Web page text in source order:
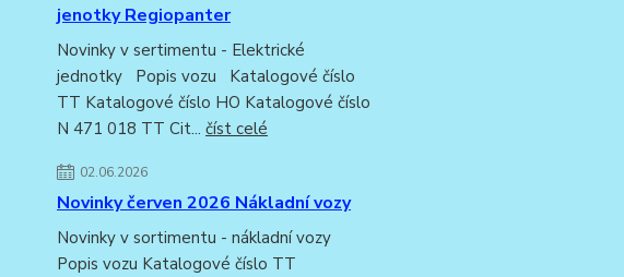
jenotky Regiopanter
Novinky v sertimentu - Elektrické
jednotky Popis vozu Katalogové číslo
TT Katalogové číslo HO Katalogové číslo
N 471 018 TT Cit... číst celé
02.06.2026
Novinky červen 2026 Nákladní vozy
Novinky v sortimentu - nákladní vozy
Popis vozu Katalogové číslo TT